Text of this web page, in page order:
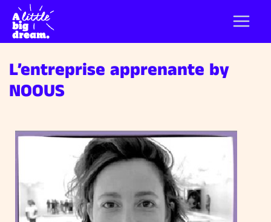
L’entreprise apprenante by
NOOUS